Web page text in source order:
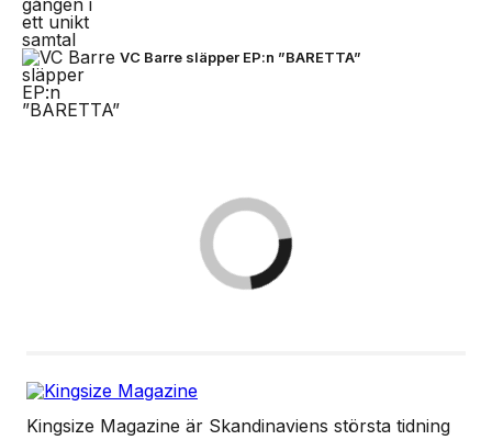
VC Barre släpper EP:n ”BARETTA”
Kingsize Magazine är Skandinaviens största tidning